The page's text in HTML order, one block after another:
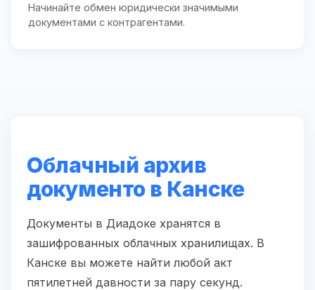
Начинайте обмен юридически значимыми
документами с контрагентами.
Облачный архив
документо в Канске
Документы в Диадоке хранятся в
зашифрованных облачных хранилищах. В
Канске вы можете найти любой акт
пятилетней давности за пару секунд.